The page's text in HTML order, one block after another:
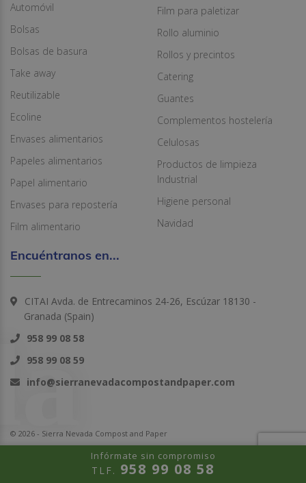
Infórmate sin compromiso
TLF. 958 99 08 58
Automóvil
Bolsas
Bolsas de basura
Take away
Reutilizable
Ecoline
Envases alimentarios
Papeles alimentarios
Papel alimentario
Envases para repostería
Film alimentario
Film para paletizar
Rollo aluminio
Rollos y precintos
Catering
Guantes
Complementos hostelería
Celulosas
Productos de limpieza
Industrial
Higiene personal
Navidad
Encuéntranos en...
CITAI Avda. de Entrecaminos 24-26, Escúzar 18130 -
Granada (Spain)
958 99 08 58
958 99 08 59
info@sierranevadacompostandpaper.com
© 2026 - Sierra Nevada Compost and Paper